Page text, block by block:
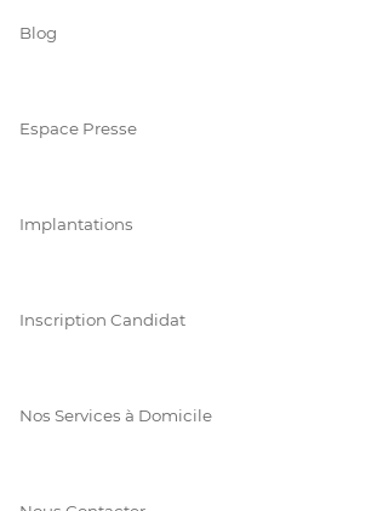
Blog
Espace Presse
Implantations
Inscription Candidat
Nos Services à Domicile